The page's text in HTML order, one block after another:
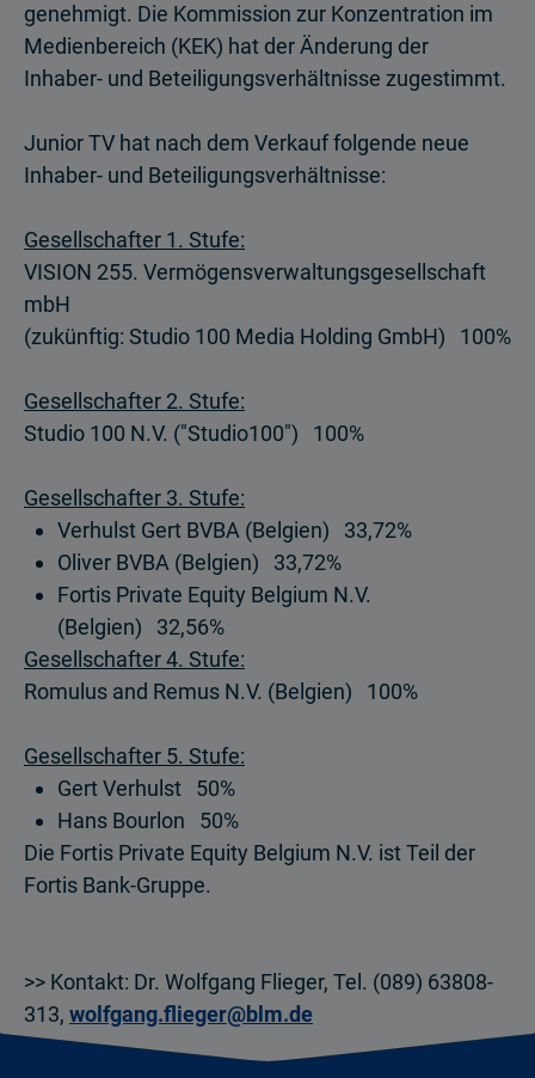
genehmigt. Die Kommission zur Konzentration im
Medienbereich (KEK) hat der Änderung der
Inhaber- und Beteiligungsverhältnisse zugestimmt.
Junior TV hat nach dem Verkauf folgende neue
Inhaber- und Beteiligungs­verhältnisse:
Gesellschafter 1. Stufe:
VISION 255. Vermögensverwaltungsgesellschaft
mbH
(zukünftig: Studio 100 Media Holding GmbH) 100%
Gesellschafter 2. Stufe:
Studio 100 N.V. ("Studio100") 100%
Gesellschafter 3. Stufe:
Verhulst Gert BVBA (Belgien) 33,72%
Oliver BVBA (Belgien) 33,72%
Fortis Private Equity Belgium N.V.
(Belgien) 32,56%
Gesellschafter 4. Stufe:
Romulus and Remus N.V. (Belgien) 100%
Gesellschafter 5. Stufe:
Gert Verhulst 50%
Hans Bourlon 50%
Die Fortis Private Equity Belgium N.V. ist Teil der
Fortis Bank-Gruppe.
>> Kontakt: Dr. Wolfgang Flieger, Tel. (089) 63808-
313, wolfgang.flieger@blm.de